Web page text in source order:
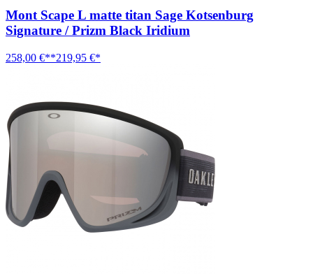
Mont Scape L matte titan Sage Kotsenburg
Signature / Prizm Black Iridium
258,00 €**219,95 €*